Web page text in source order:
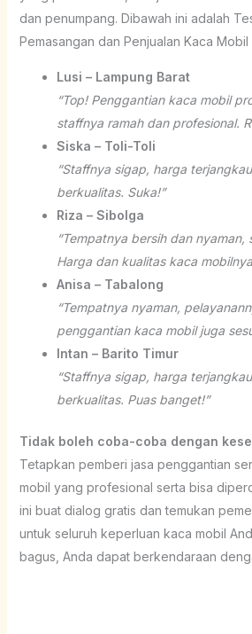
dan penumpang. Dibawah ini adalah
Pemasangan dan Penjualan Kaca
Lusi – Lampung Barat
“Top! Penggantian kaca mobil
staffnya ramah dan profesional.
Siska – Toli-Toli
“Staffnya sigap, harga
berkualitas. Suka!”
Riza – Sibolga
“Tempatnya bersih dan nyaman,
Harga dan kualitas kaca
Anisa – Tabalong
“Tempatnya nyaman,
penggantian kaca mobil juga
Intan – Barito Timur
“Staffnya sigap, harga
berkualitas. Puas banget!”
Tidak boleh coba-coba dengan
Tetapkan pemberi jasa penggantian
mobil yang profesional serta bisa
ini buat dialog gratis dan temukan
untuk seluruh keperluan kaca mobil
bagus, Anda dapat berkendaraan